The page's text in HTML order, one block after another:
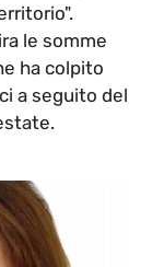
le somme
ha colpito
a seguito del